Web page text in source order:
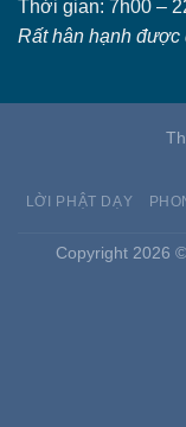
Thời gian: 7h00 –
Rất hân hạnh được
LỜI PHẬT DẠY
Copyright 2026 ©